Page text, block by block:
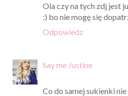
Ola czy na tych zdj jest
:) bo nie mogę się
Odpowiedz
Say me Justine
Co do samej sukienki